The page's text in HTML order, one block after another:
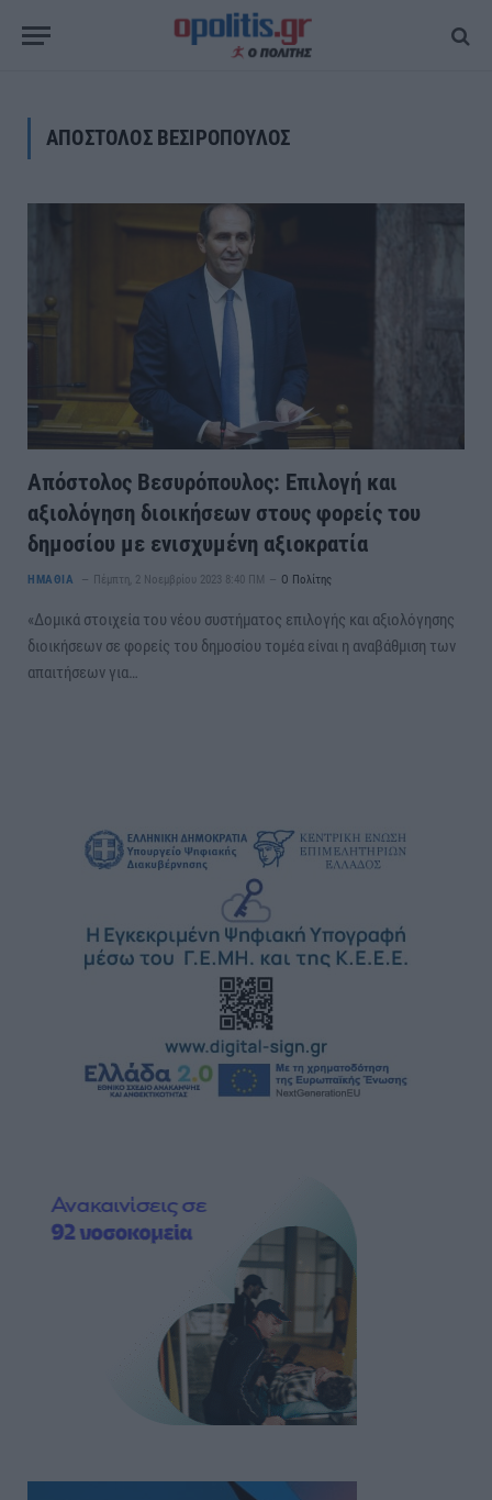
ΑΠΟΣΤΟΛΟΣ ΒΕΣΙΡΟΠΟΥΛΟΣ
Απόστολος Βεσυρόπουλος: Επιλογή και
αξιολόγηση διοικήσεων στους φορείς του
δημοσίου με ενισχυμένη αξιοκρατία
ΗΜΑΘΙΑ Πέμπτη, 2 Νοεμβρίου 2023 8:40 ΠΜ Ο Πολίτης
«Δομικά στοιχεία του νέου συστήματος επιλογής και αξιολόγησης
διοικήσεων σε φορείς του δημοσίου τομέα είναι η αναβάθμιση των
απαιτήσεων για…